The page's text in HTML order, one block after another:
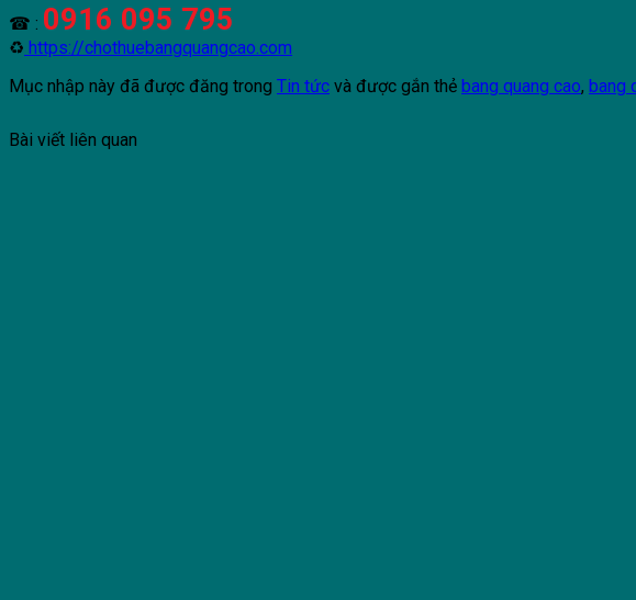
☎ : 0916 095 795
♻ https://chothuebangquangcao.com
Mục nhập này đã được đăng trong Tin tức và được gắn thẻ bang quang cao, bang
Bài viết liên quan